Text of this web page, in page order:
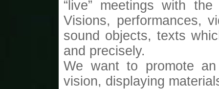
“live” meetings with
Visions, performances,
sound objects, texts
and precisely.
We want to promote
vision, displaying